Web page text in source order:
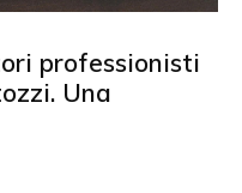
professionisti
Una